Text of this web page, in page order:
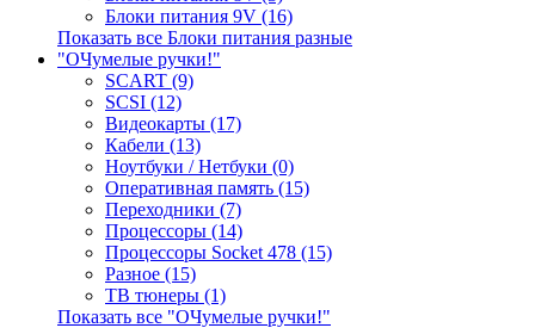
Блоки питания 9V (16)
Показать все Блоки питания разные
"ОЧумелые ручки!"
SCART (9)
SCSI (12)
Видеокарты (17)
Кабели (13)
Ноутбуки / Нетбуки (0)
Оперативная память (15)
Переходники (7)
Процессоры (14)
Процессоры Socket 478 (15)
Разное (15)
ТВ тюнеры (1)
Показать все "ОЧумелые ручки!"